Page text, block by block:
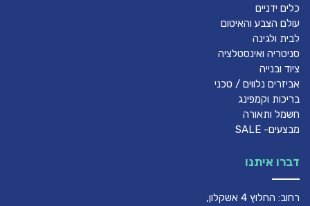
כלים ידניים
עולם הצבע והאיטום
לבית ולגינה
סניטריה ואינסטלציה
ציוד ובנייה
אביזרים נלווים / טכני
בריכות וקמפינג
חשמל ותאורה
מבצעים- SALE
דברו איתנו
רחוב: החלוץ 4 אשקלון,